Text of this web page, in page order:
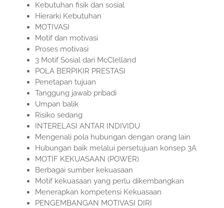
Kebutuhan fisik dan sosial
Hierarki Kebutuhan
MOTIVASI
Motif dan motivasi
Proses motivasi
3 Motif Sosial dari McClelland
POLA BERPIKIR PRESTASI
Penetapan tujuan
Tanggung jawab pribadi
Umpan balik
Risiko sedang
INTERELASI ANTAR INDIVIDU
Mengenali pola hubungan dengan orang lain
Hubungan baik melalui persetujuan konsep 3A
MOTIF KEKUASAAN (POWER)
Berbagai sumber kekuasaan
Motif kekuasaan yang perlu dikembangkan
Menerapkan kompetensi Kekuasaan
PENGEMBANGAN MOTIVASI DIRI